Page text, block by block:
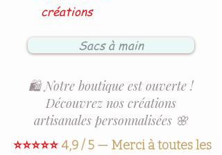
créations
Sacs à main
🛍️ Notre boutique est ouverte !
Découvrez nos créations
artisanales personnalisées 🌸
⭐⭐⭐⭐⭐4,9 / 5 — Merci à toutes les